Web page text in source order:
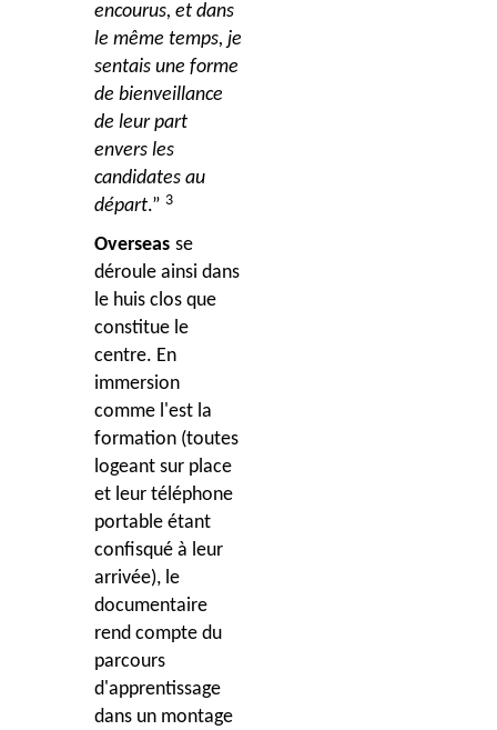
encourus, et dans
le même temps, je
sentais une forme
de bienveillance
de leur part
envers les
candidates au
départ.” 3
Overseas se
déroule ainsi dans
le huis clos que
constitue le
centre. En
immersion
comme l'est la
formation (toutes
logeant sur place
et leur téléphone
portable étant
confisqué à leur
arrivée), le
documentaire
rend compte du
parcours
d'apprentissage
dans un montage